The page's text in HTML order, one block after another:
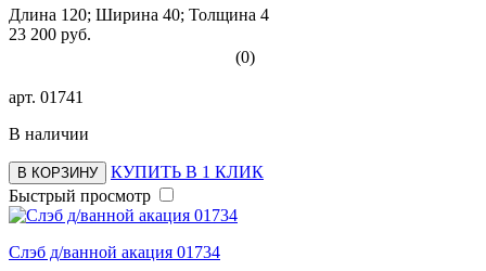
Длина 120; Ширина 40; Толщина 4
23 200 руб.
(0)
арт. 01741
В наличии
В КОРЗИНУ
КУПИТЬ В 1 КЛИК
Быстрый просмотр
Слэб д/ванной акация 01734